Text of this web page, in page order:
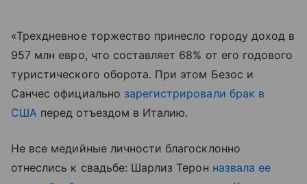
«Трехдневное торжество принесло городу доход в
957 млн евро, что составляет 68% от его годового
туристического оборота. При этом Безос и
Санчес официально зарегистрировали брак в
США перед отъездом в Италию.
Не все медийные личности благосклонно
отнеслись к свадьбе: Шарлиз Терон назвала ее